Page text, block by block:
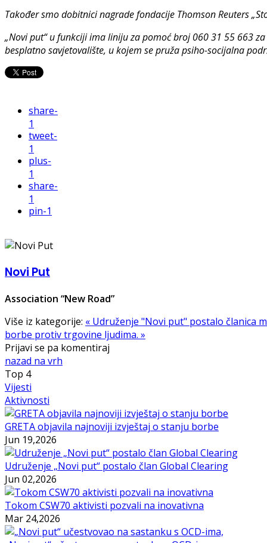
Također smo dobitnici nagrade fondacije Thomson Reuters
„Novi put“ u funkciji ima liniju za pomoć broj 060 31 55 663
besplatno savjetovalište, u kojem se pruža psiho-socijalna
share-
1
tweet-
1
plus-
1
share-
1
pin-1
Novi Put
Association “New Road”
Više iz kategorije: « Udruženje "Novi put" postalo članica
borbe protiv trgovine ljudima. »
Prijavi se pa komentiraj
nazad na vrh
Top 4
Vijesti
Aktivnosti
GRETA objavila najnoviji izvještaj o stanju borbe
Jun 19,2026
Udruženje „Novi put“ postalo član Global Clearing
Jun 02,2026
Tokom CSW70 aktivisti pozvali na inovativna
Mar 24,2026